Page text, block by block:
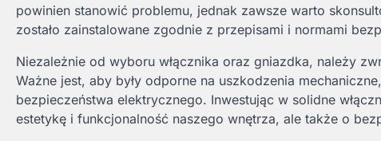
powinien stanowić problemu, jednak zawsze warto
zostało zainstalowane zgodnie z przepisami i normami
Niezależnie od wyboru włącznika oraz gniazdka, należy
Ważne jest, aby były odporne na uszkodzenia
bezpieczeństwa elektrycznego. Inwestując w solidne
estetykę i funkcjonalność naszego wnętrza, ale także o